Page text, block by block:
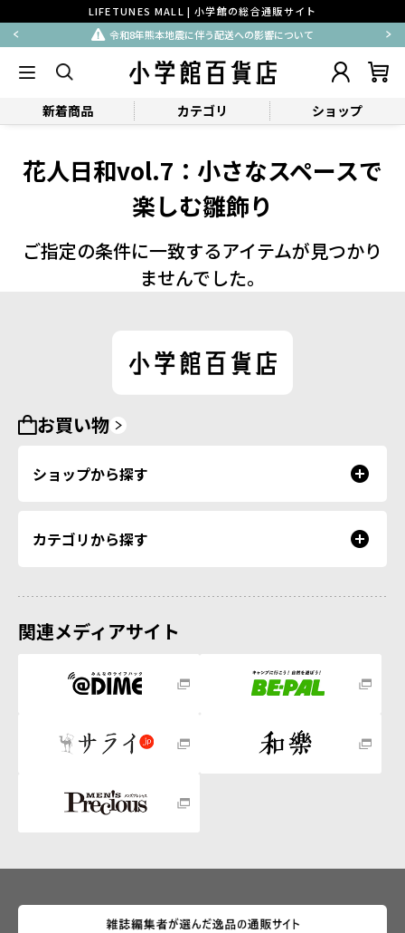
LIFETUNES MALL | 小学館の総合通販サイト
令和8年熊本地震に伴う配送への影響について
新着商品 カテゴリ ショップ
花人日和vol.7：小さなスペースで
楽しむ雛飾り
ご指定の条件に一致するアイテムが見つかり
ませんでした。
お買い物
ショップから探す
カテゴリから探す
関連メディアサイト